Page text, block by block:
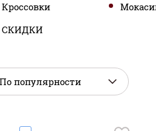
Кроссовки
СКИДКИ